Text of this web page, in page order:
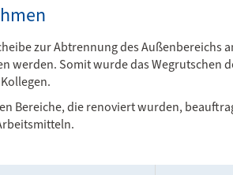
zur Abtrennung des Außenbereichs
werden. Somit wurde das Wegrutschen
Bereiche, die renoviert wurden,